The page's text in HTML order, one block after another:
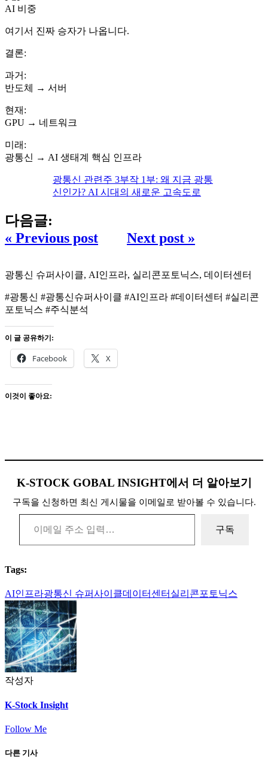
AI 비중
여기서 진짜 승자가 나옵니다.
결론:
과거:
반도체 → 서버
현재:
GPU → 네트워크
미래:
광통신 → AI 생태계 핵심 인프라
광통신 관련주 3부작 1부: 왜 지금 광통
신인가? AI 시대의 새로운 고속도로
다음글:
« Previous post
Next post »
광통신 슈퍼사이클, AI인프라, 실리콘포토닉스, 데이터센터
#광통신 #광통신슈퍼사이클 #AI인프라 #데이터센터 #실리콘
포토닉스 #주식분석
이 글 공유하기:
Facebook X
이것이 좋아요:
K-STOCK GOBAL INSIGHT에서 더 알아보기
구독을 신청하면 최신 게시물을 이메일로 받아볼 수 있습니다.
이메일 주소 입력…
구독
Tags:
AI인프라광통신 슈퍼사이클데이터센터 실리콘포토닉스
작성자
K-Stock Insight
Follow Me
다른 기사